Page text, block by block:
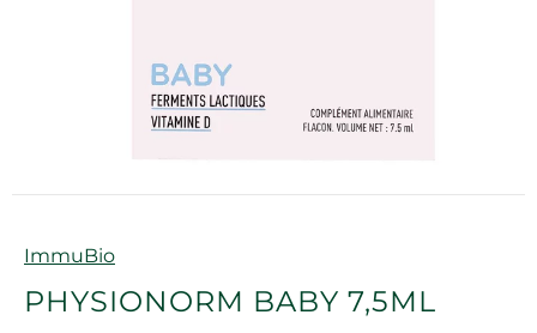
Marque
ImmuBio
PHYSIONORM BABY 7,5ML